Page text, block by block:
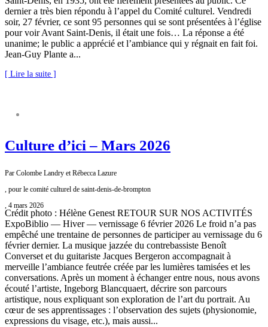
dernier a très bien répondu à l’appel du Comité culturel. Vendredi
soir, 27 février, ce sont 95 personnes qui se sont présentées à l’église
pour voir Avant Saint-Denis, il était une fois… La réponse a été
unanime; le public a apprécié et l’ambiance qui y régnait en fait foi.
Jean-Guy Plante a...
[ Lire la suite ]
Culture d’ici – Mars 2026
Par Colombe Landry et Rébecca Lazure
, pour le comité culturel de saint-denis-de-brompton
, 4 mars 2026
Crédit photo : Hélène Genest RETOUR SUR NOS ACTIVITÉS
ExpoBiblio — Hiver — vernissage 6 février 2026 Le froid n’a pas
empêché une trentaine de personnes de participer au vernissage du 6
février dernier. La musique jazzée du contrebassiste Benoît
Converset et du guitariste Jacques Bergeron accompagnait à
merveille l’ambiance feutrée créée par les lumières tamisées et les
conversations. Après un moment à échanger entre nous, nous avons
écouté l’artiste, Ingeborg Blancquaert, décrire son parcours
artistique, nous expliquant son exploration de l’art du portrait. Au
cœur de ses apprentissages : l’observation des sujets (physionomie,
expressions du visage, etc.), mais aussi...